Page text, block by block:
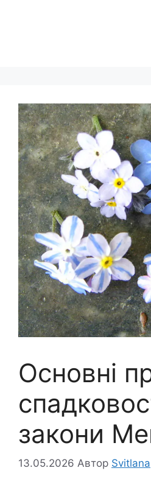
Основні
закони
13.05.2026 Автор Svitlana